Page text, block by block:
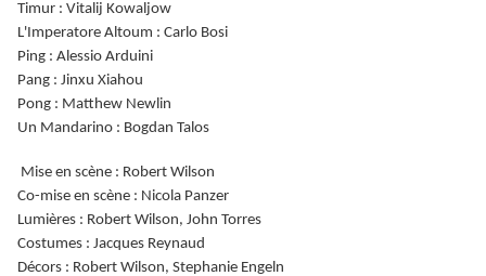
Timur : Vitalij Kowaljow
L'Imperatore Altoum : Carlo Bosi
Ping : Alessio Arduini
Pang : Jinxu Xiahou
Pong : Matthew Newlin
Un Mandarino : Bogdan Talos
Mise en scène : Robert Wilson
Co-mise en scène : Nicola Panzer
Lumières : Robert Wilson, John Torres
Costumes : Jacques Reynaud
Décors : Robert Wilson, Stephanie Engeln